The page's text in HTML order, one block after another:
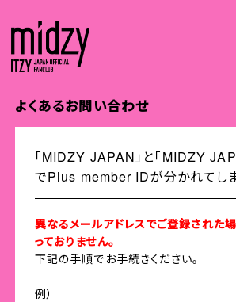
よくあるお問い合わせ
「MIDZY JAPAN」と「MIDZY
でPlus member IDが分かれてしま
異なるメールアドレスでご登録された
っておりません。
下記の手順でお手続きください。
例）